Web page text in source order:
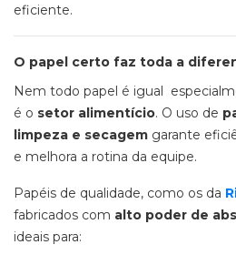
eficiente.
O papel certo faz toda a
Nem todo papel é igual
é o setor alimentício. O uso de
limpeza e secagem garante
e melhora a rotina da equipe.
Papéis de qualidade, como os da
fabricados com alto poder de
ideais para: